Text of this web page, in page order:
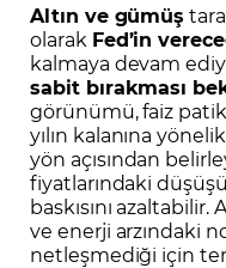
Altın ve gümüş
olarak Fed’in
kalmaya devam
sabit bırakması
görünümü, faiz
yılın kalanına
yön açısından
fiyatlarındaki
baskısını
ve enerji arzındaki
netleşmediği için